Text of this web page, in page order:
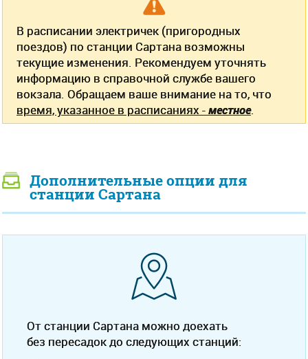
В расписании электричек (пригородных
поездов) по станции Сартана возможны
текущие изменения. Рекомендуем уточнять
информацию в справочной службе вашего
вокзала. Обращаем ваше внимание на то, что
время, указанное в расписаниях -местное.
Дополнительные опции для
станции Сартана
От станции Сартана можно доехать
без пересадок до следующих станций: